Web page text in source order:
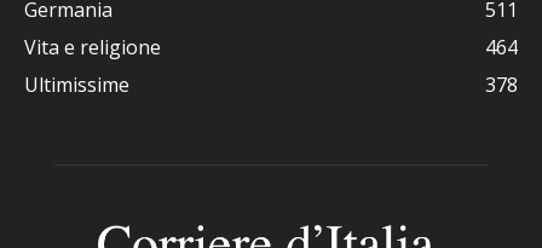
Germania
511
Vita e religione
464
Ultimissime
378